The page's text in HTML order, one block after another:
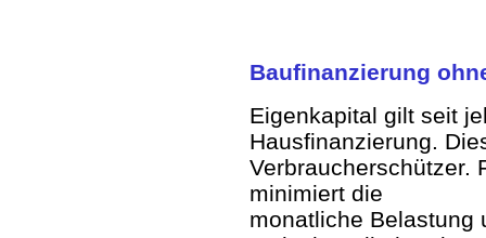
Baufinanzierung
Eigenkapital gilt seit
Hausfinanzierung.
Verbraucherschützer.
minimiert die
monatliche Belastung